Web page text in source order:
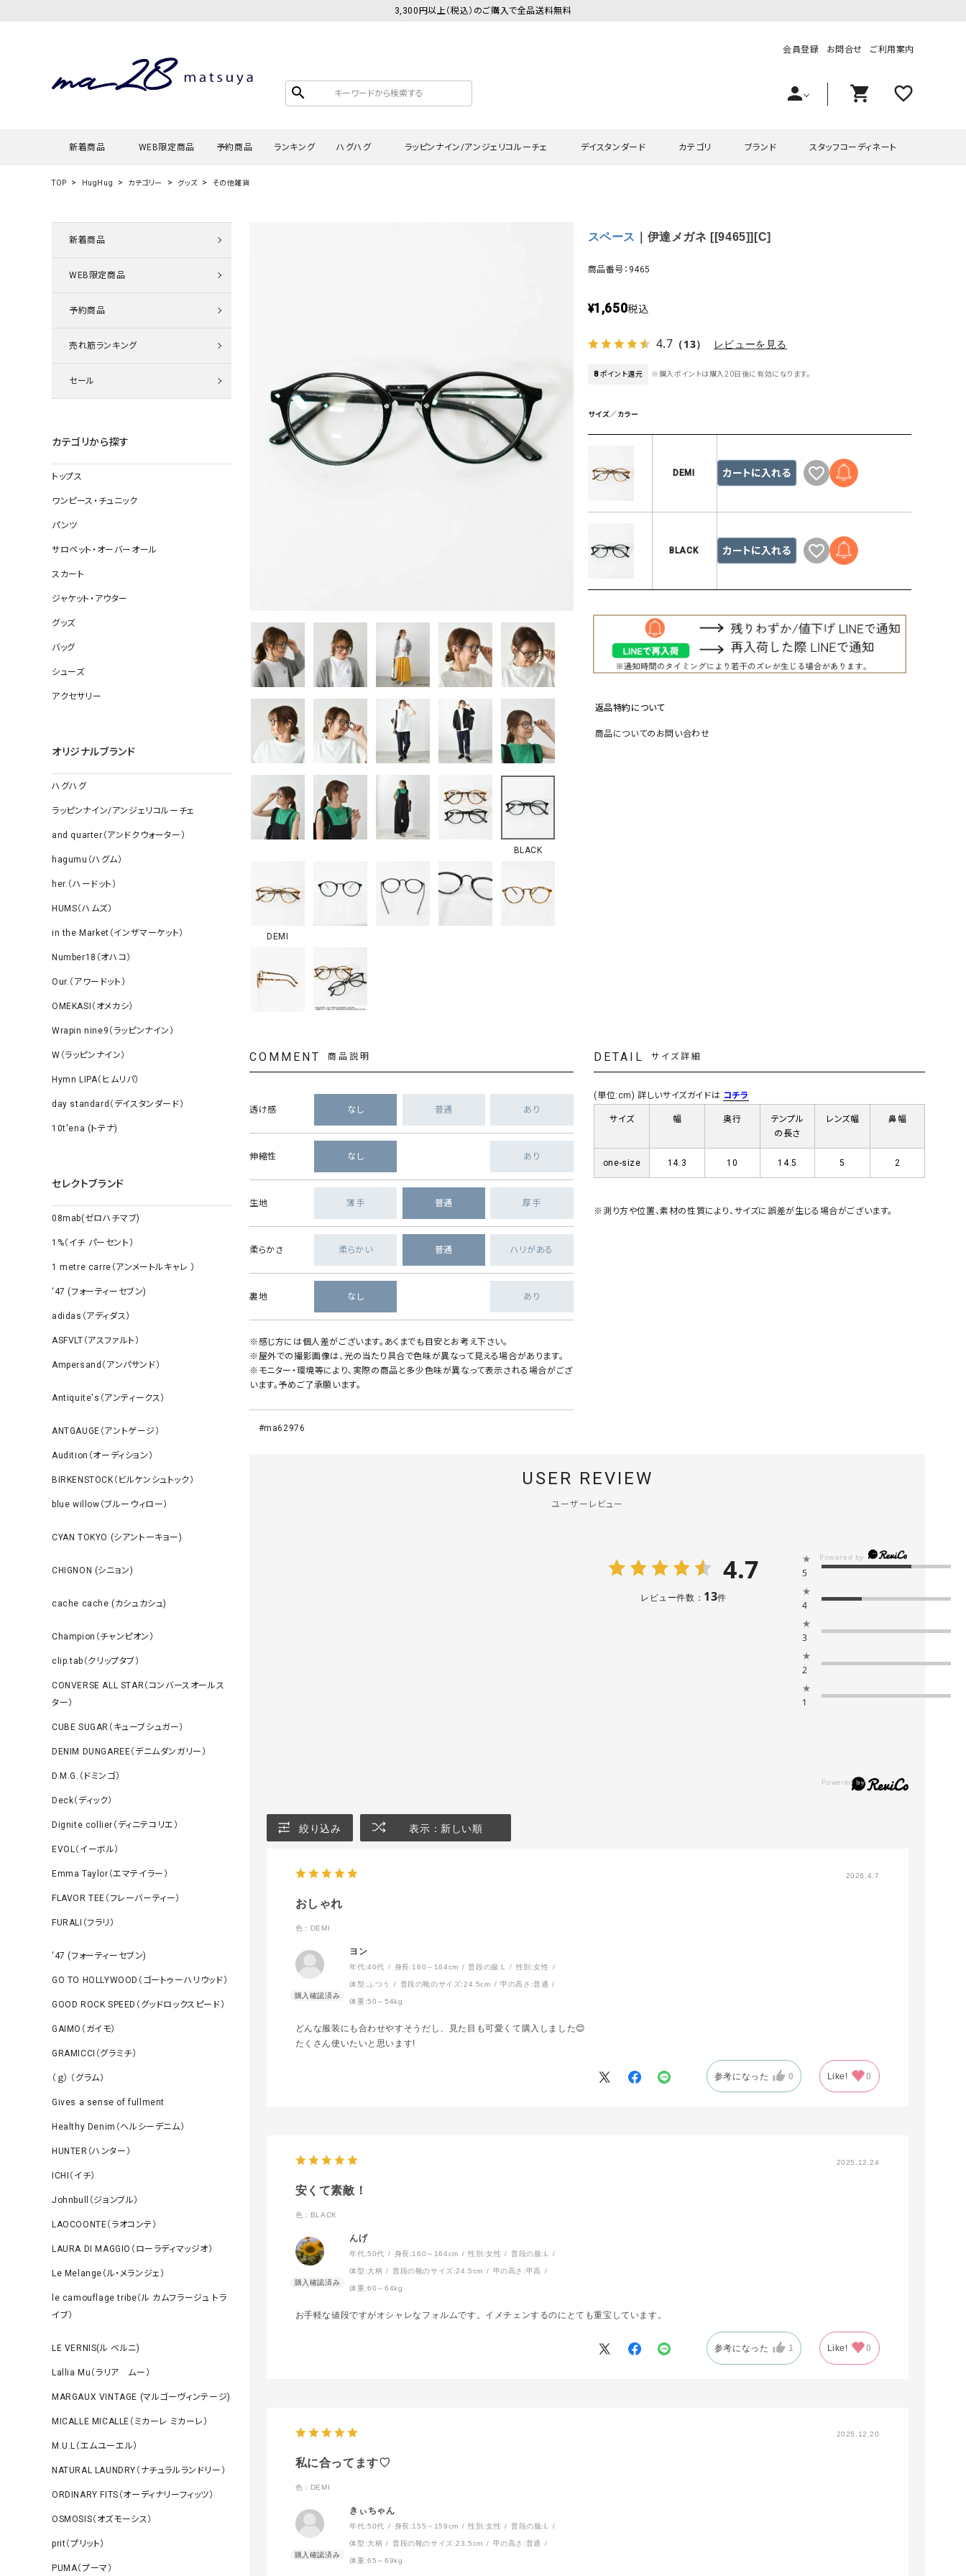
3,300円以上（税込）のご購入で全品送料無料
search
会員登録 お問合せ ご利用案内
person shopping_cart favorite_outline
新着商品 WEB限定商品 予約商品 ランキング ハグハグ
その他のパンツ
デニムパンツ
ロング・マキシ丈
その他スカート
帽子
ソックス
その他雑貨
ラッピンナイン/アンジェリコルーチェ
デニムパンツ
その他のパンツ
ロング・マキシ丈
その他スカート
デイスタンダード
カーディガン・ベスト チュニック
デニムパンツ
ロング・マキシ丈
ジャケット すべて見る
帽子
ソックス・その他雑貨
カテゴリ
ワンピース・チュニック
スカート
グッズ
サロペット・オーバーオール
ブランド
ラッピンナイン/アンジェリコルーチェ
Wrapin nine9（ラッピンナイン）
day standard（デイスタンダード）
1%（イチ パーセント）
1 metre carre（アンメートルキャレ ）
ーパーセントリノ）
ASFVLT（アスファルト） mizuiro ind（ミズイロ イン
Ampersand（アンパサンド） MICALLE MICALLE（ミカ
Antiquite's（アンティークス）
リー）
GAIMO（ガイモ）
UNIVERSAL OVERALL（
（ｇ） （グラム） upper hights（アッパーハイ
スタッフコーディネート
TOP HugHug カテゴリー グッズ その他雑貨
新着商品
WEB限定商品
予約商品
売れ筋ランキング
セール
カテゴリから探す
トップス
ワンピース・チュニック
パンツ
サロペット・オーバーオール
スカート
ジャケット・アウター
グッズ
バッグ
シューズ
アクセサリー
オリジナルブランド
ハグハグ
ラッピンナイン/アンジェリコルーチェ
and quarter（アンドクウォーター）
hagumu（ハグム）
her.（ハードット）
HUMS（ハムズ）
in the Market（インザマーケット）
Number18（オハコ）
Our.（アワードット）
OMEKASI（オメカシ）
Wrapin nine9（ラッピンナイン）
W（ラッピンナイン）
Hymn LIPA（ヒムリパ）
day standard（デイスタンダード）
10t'ena (トテナ)
セレクトブランド
08mab(ゼロハチマブ)
1%（イチ パーセント）
1 metre carre（アンメートルキャレ ）
‘47 (フォーティーセブン)
adidas（アディダス）
ASFVLT（アスファルト）
Ampersand（アンパサンド）
Antiquite's（アンティークス）
ANTGAUGE（アントゲージ）
Audition（オーディション）
BIRKENSTOCK（ビルケンシュトック）
blue willow（ブルーウィロー）
CYAN TOKYO (シアントーキョー)
CHIGNON (シニョン)
cache cache (カシュカシュ)
Champion（チャンピオン）
clip.tab（クリップタブ）
CONVERSE ALL STAR（コンバースオールス
ター）
CUBE SUGAR（キューブシュガー）
DENIM DUNGAREE（デニムダンガリー）
D.M.G.（ドミンゴ）
Deck（ディック）
Dignite collier（ディニテコリエ）
EVOL（イーボル）
Emma Taylor（エマテイラー）
FLAVOR TEE（フレーバーティー）
FURALI（フラリ）
‘47 (フォーティーセブン)
GO TO HOLLYWOOD（ゴートゥーハリウッド）
GOOD ROCK SPEED（グッドロックスピード）
GAIMO（ガイモ）
GRAMICCI（グラミチ）
（ｇ） （グラム）
Gives a sense of fullment
Healthy Denim（ヘルシーデニム）
HUNTER（ハンター）
ICHI（イチ）
Johnbull（ジョンブル）
LAOCOONTE（ラオコンテ）
LAURA DI MAGGIO（ローラディマッジオ）
Le Melange（ル・メランジェ）
le camouflage tribe（ル カムフラージュ トラ
イブ）
LE VERNIS(ル ベルニ)
Lallia Mu（ラリア ムー）
MARGAUX VINTAGE (マルゴーヴィンテージ)
MICALLE MICALLE（ミカーレ ミカーレ）
M.U.L（エムユーエル）
NATURAL LAUNDRY（ナチュラルランドリー）
ORDINARY FITS（オーディナリーフィッツ）
OSMOSIS（オズモーシス）
prit（プリット）
PUMA（プーマ）
BLACK
DEMI
スペース ｜伊達メガネ [[9465]][C]
商品番号：9465
¥1,650税込
4.7 （13） レビューを見る
8 ポイント還元 ※購入ポイントは購入20日後に有効になります。
サイズ／カラー
DEMI カートに入れる
BLACK カートに入れる
返品特約について
商品についてのお問い合わせ
COMMENT 商品説明
透け感 なし 普通 あり
伸縮性 なし あり
生地 薄手 普通 厚手
柔らかさ 柔らかい 普通 ハリがある
裏地 なし あり
※感じ方には個人差がございます。あくまでも目安とお考え下さい。
※屋外での撮影画像は、光の当たり具合で色味が異なって見える場合があります。
※モニター・環境等により、実際の商品と多少色味が異なって表示される場合がござ
います。予めご了承願います。
#ma62976
DETAIL サイズ詳細
(単位:cm) 詳しいサイズガイドは コチラ
サイズ 幅 奥行
テンプル
の長さ
レンズ幅 鼻幅
one-size 14.3 10 14.5 5 2
※測り方や位置、素材の性質により、サイズに誤差が生じる場合がございます。
USER REVIEW
ユーザーレビュー
4.7
レビュー件数： 13件
★
5
★
4
★
3
★
2
★
1
絞り込み 表示：新しい順
2026.4.7
おしゃれ
色：DEMI
ヨン
年代:40代 身長:160～164cm 普段の服:L 性別:女性
体型:ふつう 普段の靴のサイズ:24.5cm 甲の高さ:普通
体重:50～54kg
どんな服装にも合わせやすそうだし、見た目も可愛くて購入しました😊
たくさん使いたいと思います!
参考になった 0 Like! 0
2025.12.24
安くて素敵！
色：BLACK
んげ
年代:50代 身長:160～164cm 性別:女性 普段の服: L
体型:大柄 普段の靴のサイズ:24.5cm 甲の高さ:甲高
体重:60～64kg
お手軽な値段ですがオシャレなフォルムです。イメチェンするのにとても重宝しています。
参考になった 1 Like! 0
2025.12.20
私に合ってます♡
色：DEMI
きぃちゃん
年代:50代 身長:155～159cm 性別:女性 普段の服: L
体型:大柄 普段の靴のサイズ:23.5cm 甲の高さ:普通
体重:65～69kg